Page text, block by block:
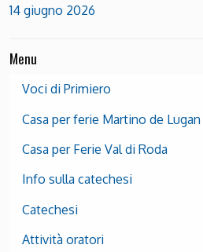
14 giugno 2026
Menu
Voci di Primiero
Casa per ferie Martino de Lugan
Casa per Ferie Val di Roda
Info sulla catechesi
Catechesi
Attività oratori